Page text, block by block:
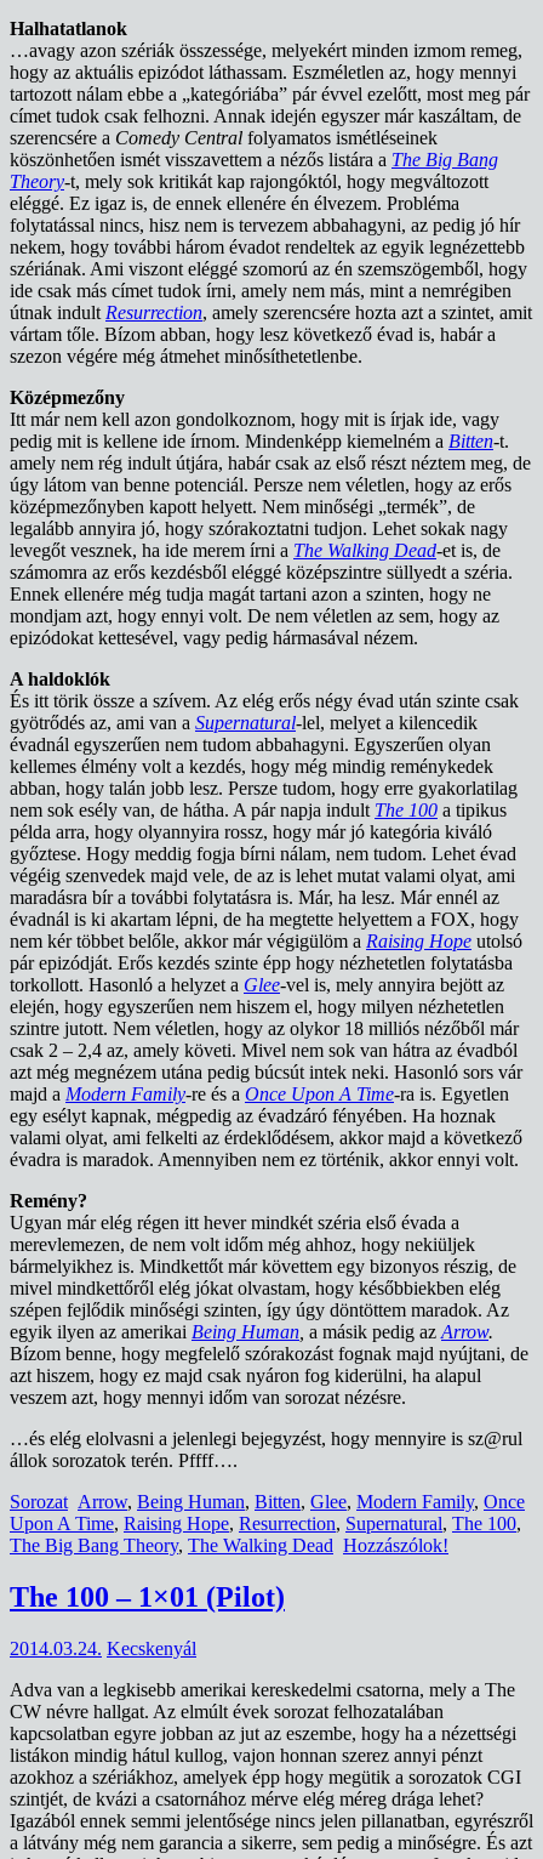
Halhatatlanok
…avagy azon szériák összessége, melyekért minden izmom remeg,
hogy az aktuális epizódot láthassam. Eszméletlen az, hogy mennyi
tartozott nálam ebbe a „kategóriába” pár évvel ezelőtt, most meg pár
címet tudok csak felhozni. Annak idején egyszer már kaszáltam, de
szerencsére a Comedy Central folyamatos ismétléseinek
köszönhetően ismét visszavettem a nézős listára a The Big Bang
Theory-t, mely sok kritikát kap rajongóktól, hogy megváltozott
eléggé. Ez igaz is, de ennek ellenére én élvezem. Probléma
folytatással nincs, hisz nem is tervezem abbahagyni, az pedig jó hír
nekem, hogy további három évadot rendeltek az egyik legnézettebb
szériának. Ami viszont eléggé szomorú az én szemszögemből, hogy
ide csak más címet tudok írni, amely nem más, mint a nemrégiben
útnak indult Resurrection, amely szerencsére hozta azt a szintet, amit
vártam tőle. Bízom abban, hogy lesz következő évad is, habár a
szezon végére még átmehet minősíthetetlenbe.
Középmezőny
Itt már nem kell azon gondolkoznom, hogy mit is írjak ide, vagy
pedig mit is kellene ide írnom. Mindenképp kiemelném a Bitten-t.
amely nem rég indult útjára, habár csak az első részt néztem meg, de
úgy látom van benne potenciál. Persze nem véletlen, hogy az erős
középmezőnyben kapott helyett. Nem minőségi „termék”, de
legalább annyira jó, hogy szórakoztatni tudjon. Lehet sokak nagy
levegőt vesznek, ha ide merem írni a The Walking Dead-et is, de
számomra az erős kezdésből eléggé középszintre süllyedt a széria.
Ennek ellenére még tudja magát tartani azon a szinten, hogy ne
mondjam azt, hogy ennyi volt. De nem véletlen az sem, hogy az
epizódokat kettesével, vagy pedig hármasával nézem.
A haldoklók
És itt törik össze a szívem. Az elég erős négy évad után szinte csak
gyötrődés az, ami van a Supernatural-lel, melyet a kilencedik
évadnál egyszerűen nem tudom abbahagyni. Egyszerűen olyan
kellemes élmény volt a kezdés, hogy még mindig reménykedek
abban, hogy talán jobb lesz. Persze tudom, hogy erre gyakorlatilag
nem sok esély van, de hátha. A pár napja indult The 100 a tipikus
példa arra, hogy olyannyira rossz, hogy már jó kategória kiváló
győztese. Hogy meddig fogja bírni nálam, nem tudom. Lehet évad
végéig szenvedek majd vele, de az is lehet mutat valami olyat, ami
maradásra bír a további folytatásra is. Már, ha lesz. Már ennél az
évadnál is ki akartam lépni, de ha megtette helyettem a FOX, hogy
nem kér többet belőle, akkor már végigülöm a Raising Hope utolsó
pár epizódját. Erős kezdés szinte épp hogy nézhetetlen folytatásba
torkollott. Hasonló a helyzet a Glee-vel is, mely annyira bejött az
elején, hogy egyszerűen nem hiszem el, hogy milyen nézhetetlen
szintre jutott. Nem véletlen, hogy az olykor 18 milliós nézőből már
csak 2 – 2,4 az, amely követi. Mivel nem sok van hátra az évadból
azt még megnézem utána pedig búcsút intek neki. Hasonló sors vár
majd a Modern Family-re és a Once Upon A Time-ra is. Egyetlen
egy esélyt kapnak, mégpedig az évadzáró fényében. Ha hoznak
valami olyat, ami felkelti az érdeklődésem, akkor majd a következő
évadra is maradok. Amennyiben nem ez történik, akkor ennyi volt.
Remény?
Ugyan már elég régen itt hever mindkét széria első évada a
merevlemezen, de nem volt időm még ahhoz, hogy nekiüljek
bármelyikhez is. Mindkettőt már követtem egy bizonyos részig, de
mivel mindkettőről elég jókat olvastam, hogy későbbiekben elég
szépen fejlődik minőségi szinten, így úgy döntöttem maradok. Az
egyik ilyen az amerikai Being Human a másik pedig az Arrow.
Bízom benne, hogy megfelelő szórakozást fognak majd nyújtani, de
azt hiszem, hogy ez majd csak nyáron fog kiderülni, ha alapul
veszem azt, hogy mennyi időm van sorozat nézésre.
…és elég elolvasni a jelenlegi bejegyzést, hogy mennyire is sz@rul
állok sorozatok terén. Pffff….
Sorozat Arrow, Being Human, Bitten, Glee, Modern Family, Once
Upon A Time, Raising Hope, Resurrection, Supernatural, The 100,
The Big Bang Theory, The Walking Dead Hozzászólok!
The 100 – 1×01 (Pilot)
2014.03.24. Kecskenyál
Adva van a legkisebb amerikai kereskedelmi csatorna, mely a The
CW névre hallgat. Az elmúlt évek sorozat felhozatalában
kapcsolatban egyre jobban az jut az eszembe, hogy ha a nézettségi
listákon mindig hátul kullog, vajon honnan szerez annyi pénzt
azokhoz a szériákhoz, amelyek épp hogy megütik a sorozatok CGI
szintjét, de kvázi a csatornához mérve elég méreg drága lehet?
Igazából ennek semmi jelentősége nincs jelen pillanatban, egyrészről
a látvány még nem garancia a sikerre, sem pedig a minőségre. És azt